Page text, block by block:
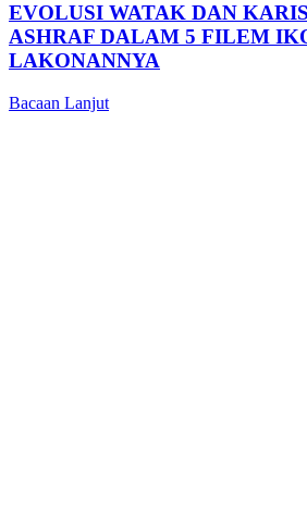
EVOLUSI WATAK DAN
ASHRAF DALAM 5 FILEM
LAKONANNYA
Bacaan Lanjut